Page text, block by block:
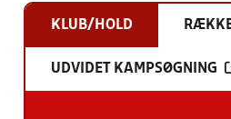
KLUB/HOLD
UDVIDET KAMPSØGNING